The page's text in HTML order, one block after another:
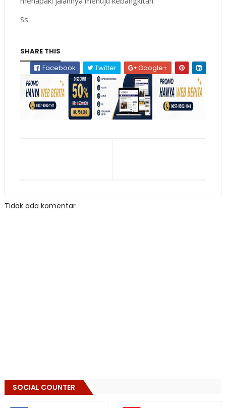
Ss
SHARE THIS
Facebook
Twitter Google+
Tidak ada komentar
SOCIAL COUNTER